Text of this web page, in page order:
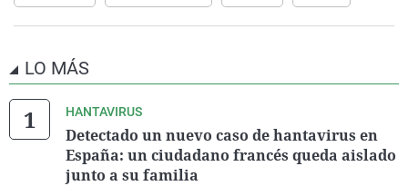
LO MÁS
HANTAVIRUS
Detectado un nuevo caso de hantavirus en
España: un ciudadano francés queda aislado
junto a su familia